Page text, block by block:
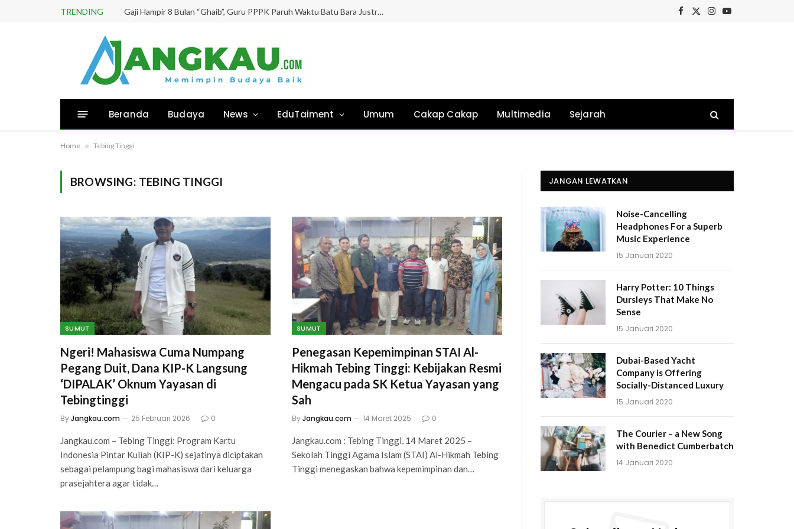
TRENDING Gaji Hampir 8 Bulan “Ghaib”, Guru PPPK Paruh Waktu Batu Bara Justru Didesak Asesmen Tanpa Kejelasan!
Facebook
X
Instagram
YouTube
Beranda Budaya News EduTaiment Umum Cakap Cakap Multimedia Sejarah
Home » Tebing Tinggi
BROWSING: TEBING TINGGI
SUMUT
Ngeri! Mahasiswa Cuma Numpang
Pegang Duit, Dana KIP-K Langsung
‘DIPALAK’ Oknum Yayasan di
Tebingtinggi
ByJangkau.com 25 Februari 2026 0
Jangkau.com – Tebing Tinggi: Program Kartu
Indonesia Pintar Kuliah (KIP-K) sejatinya diciptakan
sebagai pelampung bagi mahasiswa dari keluarga
prasejahtera agar tidak…
SUMUT
Penegasan Kepemimpinan STAI Al-
Hikmah Tebing Tinggi: Kebijakan Resmi
Mengacu pada SK Ketua Yayasan yang
Sah
ByJangkau.com 14 Maret 2025 0
Jangkau.com : Tebing Tinggi, 14 Maret 2025 –
Sekolah Tinggi Agama Islam (STAI) Al-Hikmah Tebing
Tinggi menegaskan bahwa kepemimpinan dan…
JANGAN LEWATKAN
Noise-Cancelling
Headphones For a Superb
Music Experience
15 Januari 2020
Harry Potter: 10 Things
Dursleys That Make No
Sense
15 Januari 2020
Dubai-Based Yacht
Company is Offering
Socially-Distanced Luxury
15 Januari 2020
The Courier – a New Song
with Benedict Cumberbatch
14 Januari 2020